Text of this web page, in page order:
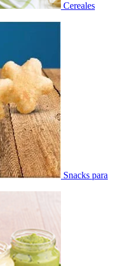
Cereales
Snacks para